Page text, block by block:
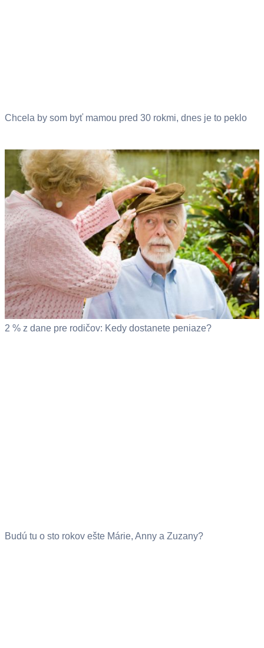
Chcela by som byť mamou pred 30 rokmi, dnes je to peklo
2 % z dane pre rodičov: Kedy dostanete peniaze?
Budú tu o sto rokov ešte Márie, Anny a Zuzany?